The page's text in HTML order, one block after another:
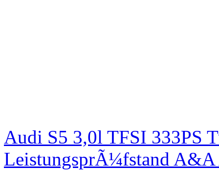
Audi S5 3,0l TFSI 333PS
LeistungsprÃ¼fstand